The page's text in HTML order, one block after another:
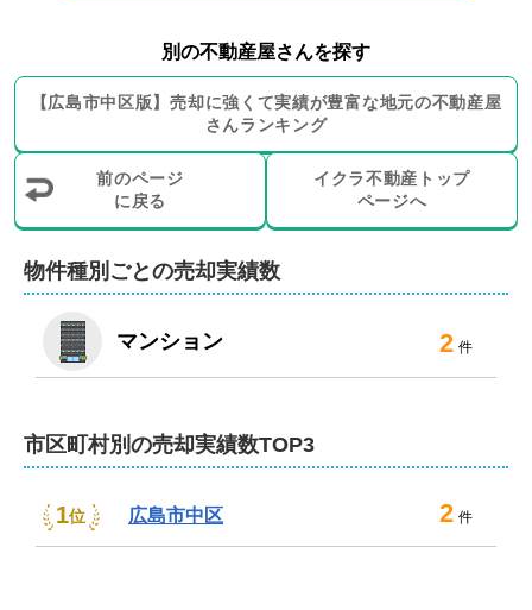
別の不動産屋さんを探す
【広島市中区版】売却に強くて実績が豊富な地元の不動産屋
さんランキング
前のページ
に戻る
イクラ不動産トップ
ページへ
物件種別ごとの売却実績数
マンション 2 件
市区町村別の売却実績数TOP3
1位 広島市中区 2 件